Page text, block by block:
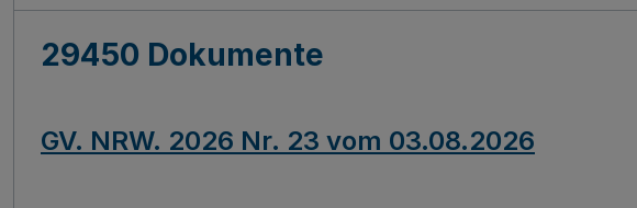
29450 Dokumente
GV. NRW. 2026 Nr. 23 vom 03.08.2026